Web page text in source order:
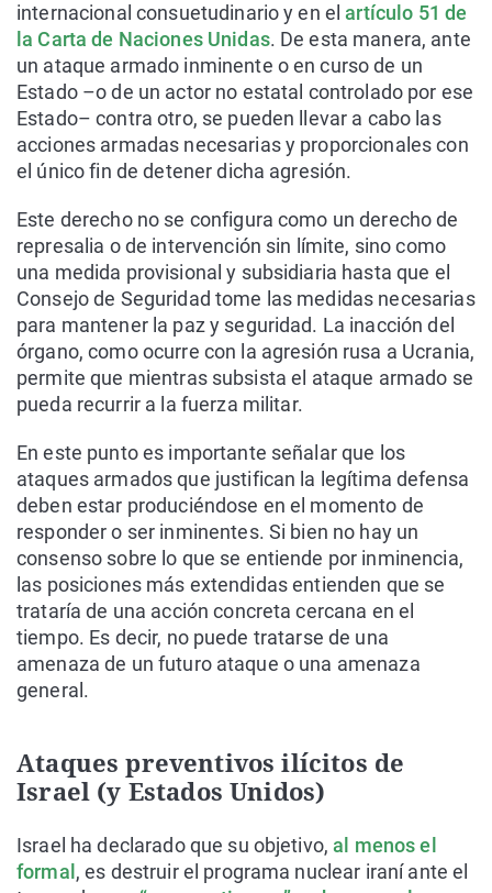
internacional consuetudinario y en elartículo 51 de
la Carta de Naciones Unidas. De esta manera, ante
un ataque armado inminente o en curso de un
Estado –o de un actor no estatal controlado por ese
Estado– contra otro, se pueden llevar a cabo las
acciones armadas necesarias y proporcionales con
el único fin de detener dicha agresión.
Este derecho no se configura como un derecho de
represalia o de intervención sin límite, sino como
una medida provisional y subsidiaria hasta que el
Consejo de Seguridad tome las medidas necesarias
para mantener la paz y seguridad. La inacción del
órgano, como ocurre con la agresión rusa a Ucrania,
permite que mientras subsista el ataque armado se
pueda recurrir a la fuerza militar.
En este punto es importante señalar que los
ataques armados que justifican la legítima defensa
deben estar produciéndose en el momento de
responder o ser inminentes. Si bien no hay un
consenso sobre lo que se entiende por inminencia,
las posiciones más extendidas entienden que se
trataría de una acción concreta cercana en el
tiempo. Es decir, no puede tratarse de una
amenaza de un futuro ataque o una amenaza
general.
Ataques preventivos ilícitos de
Israel (y Estados Unidos)
Israel ha declarado que su objetivo,al menos el
formal , es destruir el programa nuclear iraní ante el